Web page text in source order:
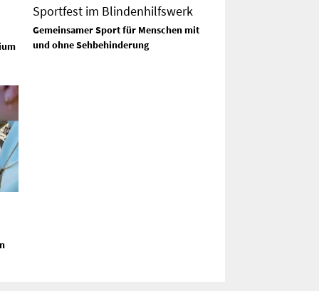
Sportfest im Blindenhilfswerk
Gemeinsamer Sport für Menschen mit
und ohne Sehbehinderung